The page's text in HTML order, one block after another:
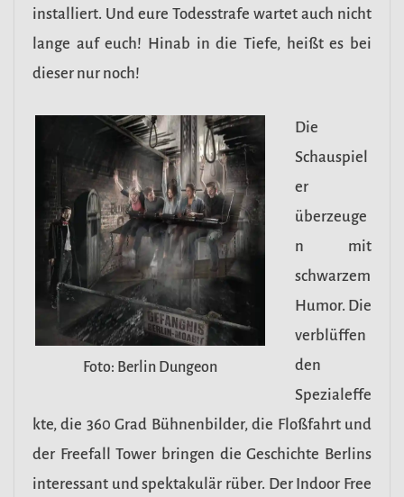
installiert. Und eure Todesstrafe wartet auch nicht
lange auf euch! Hinab in die Tiefe, heißt es bei
dieser nur noch!
Foto: Berlin Dungeon
Die
Schauspiel
er
überzeuge
n mit
schwarzem
Humor. Die
verblüffen
den
Spezialeffe
kte, die 360 Grad Bühnenbilder, die Floßfahrt und
der Freefall Tower bringen die Geschichte Berlins
interessant und spektakulär rüber. Der Indoor Free